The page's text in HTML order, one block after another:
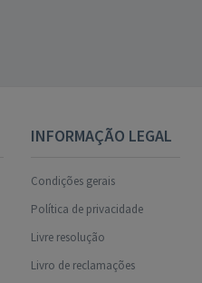
INFORMAÇÃO LEGAL
Condições gerais
Política de privacidade
Livre resolução
Livro de reclamações